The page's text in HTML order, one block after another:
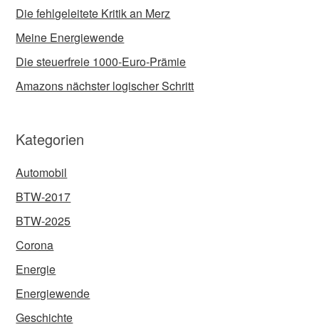
Die fehlgeleitete Kritik an Merz
Meine Energiewende
Die steuerfreie 1000-Euro-Prämie
Amazons nächster logischer Schritt
Kategorien
Automobil
BTW-2017
BTW-2025
Corona
Energie
Energiewende
Geschichte